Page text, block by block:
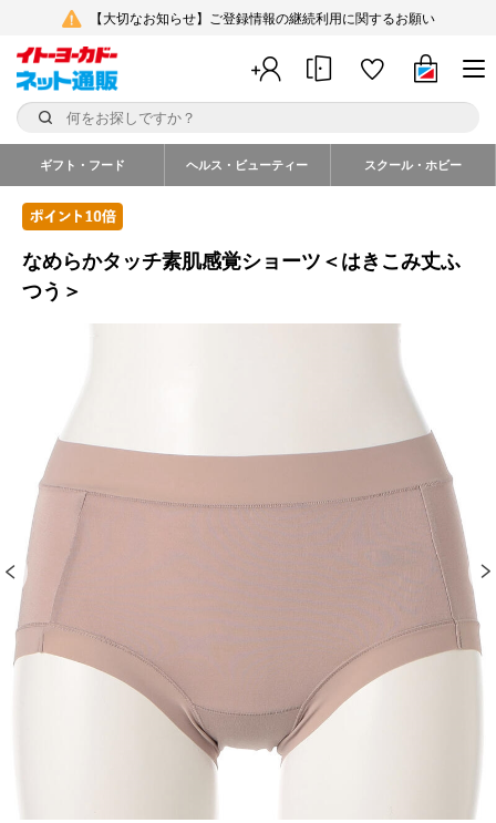
【大切なお知らせ】ご登録情報の継続利用に関するお願い
ギフト・フード ヘルス・ビューティー スクール・ホビー
なめらかタッチ素肌感覚ショーツ＜はきこみ丈ふ
つう＞